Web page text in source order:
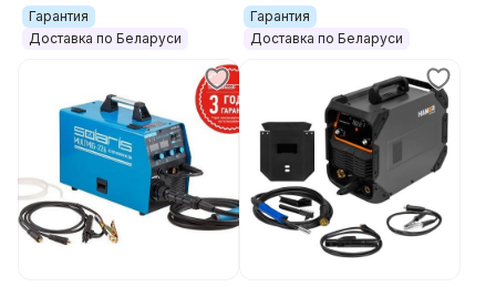
Гарантия
Доставка по Беларуси
Гарантия
Доставка по Беларуси